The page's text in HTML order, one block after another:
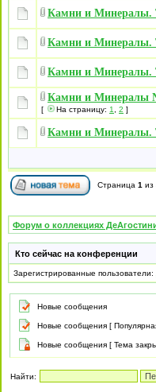
Камни и Минералы.
Камни и Минералы.
Камни и Минералы.
Камни и Минералы
[ На страницу: 1 2 ]
Камни и Минералы.
Страница 1 из
Форум о коллекциях
Кто сейчас на конференции
Зарегистрированные пользователи:
Новые сообщения
Новые сообщения [
Новые сообщения [ Тема
Найти: